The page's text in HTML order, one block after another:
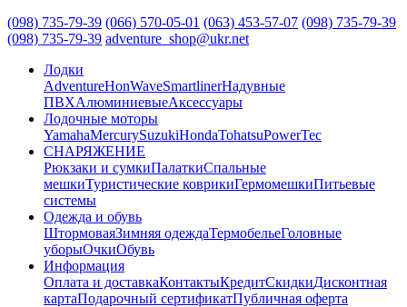
(098) 735-79-39 (066) 570-05-01 (063) 453-57-07 (098) 735-79-39
(098) 735-79-39 adventure_shop@ukr.net
Лодки
AdventureHonWaveSmartlinerНадувные
ПВХАлюминиевыеАксессуары
Лодочные моторы
YamahaMercurySuzukiHondaTohatsuPowerTec
СНАРЯЖЕНИЕ
Рюкзаки и сумкиПалаткиСпальные
мешкиТуристические коврикиГермомешкиПитьевые
системы
Одежда и обувь
ШтормоваяЗимняя одеждаТермобельеГоловные
уборыОчкиОбувь
Информация
Оплата и доставкаКонтактыКредитСкидкиДисконтная
картаПодарочный сертификатПубличная оферта